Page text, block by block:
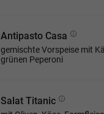
Antipasto Casa
gemischte Vorspeise mit
grünen Peperoni
Salat Titanic